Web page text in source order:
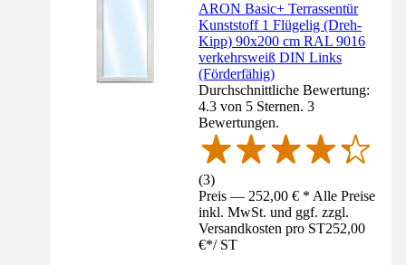
ARON Basic+ Terrassentür
Kunststoff 1 Flügelig (Dreh-
Kipp) 90x200 cm RAL 9016
verkehrsweiß DIN Links
(Förderfähig)
Durchschnittliche Bewertung:
4.3 von 5 Sternen. 3
Bewertungen.
(3)
Preis — 252,00 € * Alle Preise
inkl. MwSt. und ggf. zzgl.
Versandkosten pro ST252,00
€*/ ST